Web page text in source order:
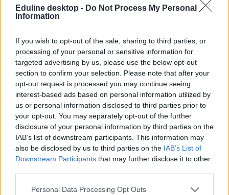
Eduline desktop - Do Not Process My Personal
Information
If you wish to opt-out of the sale, sharing to third parties, or
processing of your personal or sensitive information for
targeted advertising by us, please use the below opt-out
section to confirm your selection. Please note that after your
opt-out request is processed you may continue seeing
interest-based ads based on personal information utilized by
us or personal information disclosed to third parties prior to
your opt-out. You may separately opt-out of the further
disclosure of your personal information by third parties on the
IAB’s list of downstream participants. This information may
also be disclosed by us to third parties on the IAB’s List of
Downstream Participants that may further disclose it to other
Personal Data Processing Opt Outs
Közoktatás
Eduline
Már több mint ezer ukrajnai diák jár
magyarországi iskolába
Az Ukrajnából menekült gyerekek közül 268-an járnak
Magyarországon óvodába, 1050-en pedig iskolába.
Közoktatás
Bezzeg Hanna
Iskola a háború alatt? Nem álltak le az ukrán
iskolák, a diákok online tanulnak